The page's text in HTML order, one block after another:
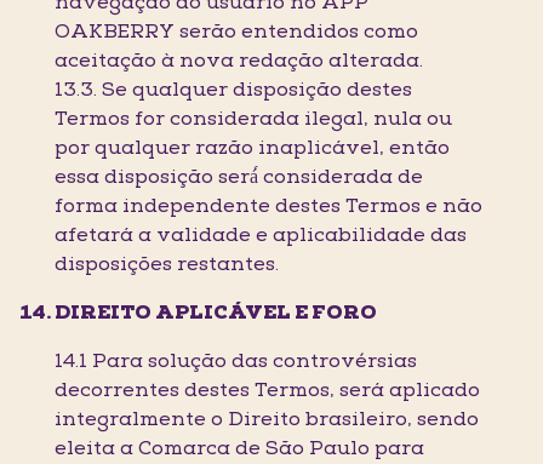
OAKBERRY serão entendidos como
aceitação à nova redação alterada.
13.3. Se qualquer disposição destes
Termos for considerada ilegal, nula ou
por qualquer razão inaplicável, então
essa disposição será́ considerada de
forma independente destes Termos e não
afetará a validade e aplicabilidade das
disposições restantes.
DIREITO APLICÁVEL E FORO
14.1 Para solução das controvérsias
decorrentes destes Termos, será aplicado
integralmente o Direito brasileiro, sendo
eleita a Comarca de São Paulo para